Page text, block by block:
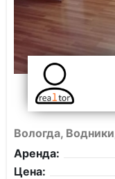
Вологда,
Аренда:
Цена: